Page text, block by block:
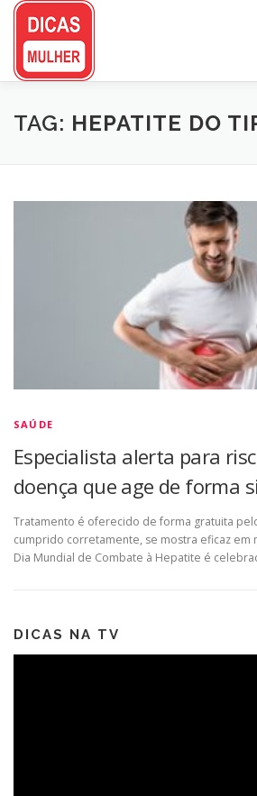
Pular
conteúdo
TAG: HEPATITE DO
SAÚDE
Especialista alerta para
doença que age de forma
Tratamento é oferecido de forma gratuita
cumprido corretamente, se mostra eficaz em
Dia Mundial de Combate à Hepatite é
DICAS NA TV